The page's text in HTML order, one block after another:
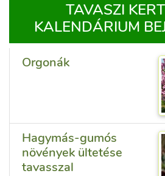
TAVASZI
KALENDÁRIUM
Orgonák
Hagymás-gumós
növények ültetése
tavasszal